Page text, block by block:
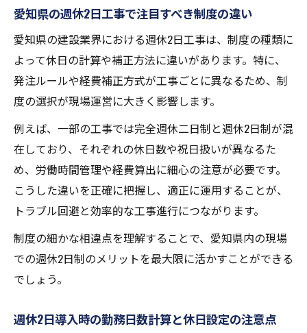
愛知県の週休2日工事で注目すべき制度の違い
愛知県の建設業界における週休2日工事は、制度の種類に
よって休日の計算や補正方法に違いがあります。特に、
発注ルールや経費補正方式が工事ごとに異なるため、制
度の選択が現場運営に大きく影響します。
例えば、一部の工事では完全週休二日制と週休2日制が混
在しており、それぞれの休日数や祝日扱いが異なるた
め、労働時間管理や経費算出に細心の注意が必要です。
こうした違いを正確に把握し、適正に運用することが、
トラブル回避と効率的な工事進行につながります。
制度の細かな相違点を理解することで、愛知県内の現場
での週休2日制のメリットを最大限に活かすことができる
でしょう。
週休2日導入時の勤務日数計算と休日設定の注意点